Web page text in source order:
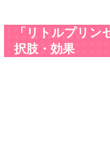
「リトルプリン
択肢・効果